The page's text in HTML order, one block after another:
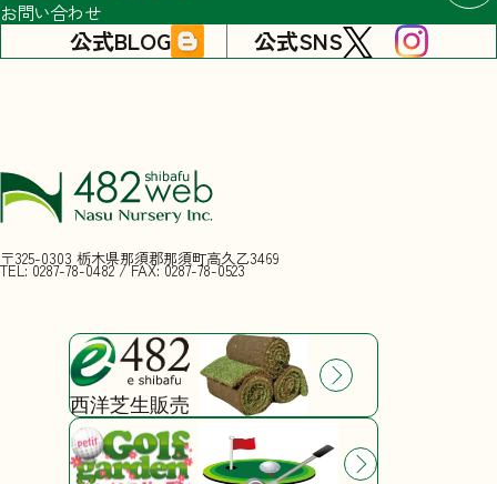
お問い合わせ
公式BLOG 公式SNS
〒325-0303 栃木県那須郡那須町高久乙3469
TEL: 0287-78-0482/ FAX: 0287-78-0523